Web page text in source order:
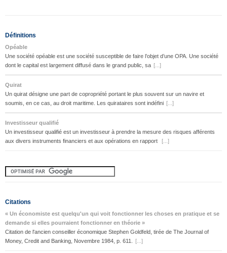
Définitions
Opéable
Une société opéable est une société susceptible de faire l’objet d’une OPA. Une société
dont le capital est largement diffusé dans le grand public, sa [...]
Quirat
Un quirat désigne une part de copropriété portant le plus souvent sur un navire et
soumis, en ce cas, au droit maritime. Les quirataires sont indéfini [...]
Investisseur qualifié
Un investisseur qualifié est un investisseur à prendre la mesure des risques afférents
aux divers instruments financiers et aux opérations en rapport
[...]
Citations
« Un économiste est quelqu'un qui voit fonctionner les choses en pratique et se
demande si elles pourraient fonctionner en théorie »
Citation de l'ancien conseiller économique Stephen Goldfeld, tirée de The Journal of
Money, Credit and Banking, Novembre 1984, p. 611.
[...]